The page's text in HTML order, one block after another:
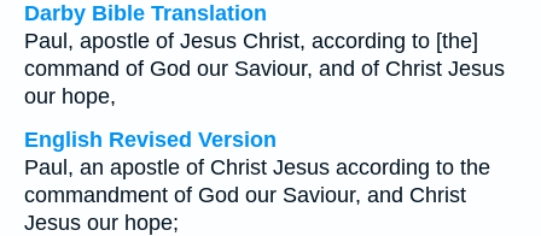
Darby Bible Translation
Paul, apostle of Jesus Christ, according to [the]
command of God our Saviour, and of Christ Jesus
our hope,
English Revised Version
Paul, an apostle of Christ Jesus according to the
commandment of God our Saviour, and Christ
Jesus our hope;